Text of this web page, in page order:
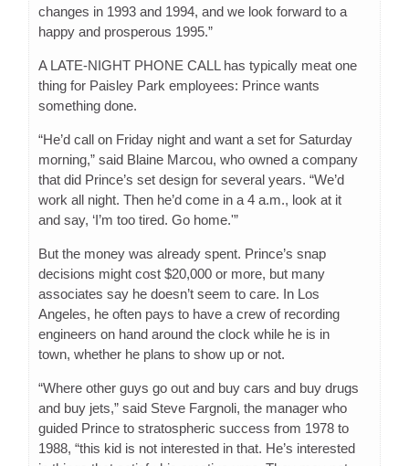
changes in 1993 and 1994, and we look forward to a
happy and prosperous 1995.”
A LATE-NIGHT PHONE CALL has typically meat one
thing for Paisley Park employees: Prince wants
something done.
“He’d call on Friday night and want a set for Saturday
morning,” said Blaine Marcou, who owned a company
that did Prince’s set design for several years. “We’d
work all night. Then he’d come in a 4 a.m., look at it
and say, ‘I’m too tired. Go home.'”
But the money was already spent. Prince’s snap
decisions might cost $20,000 or more, but many
associates say he doesn’t seem to care. In Los
Angeles, he often pays to have a crew of recording
engineers on hand around the clock while he is in
town, whether he plans to show up or not.
“Where other guys go out and buy cars and buy drugs
and buy jets,” said Steve Fargnoli, the manager who
guided Prince to stratospheric success from 1978 to
1988, “this kid is not interested in that. He’s interested